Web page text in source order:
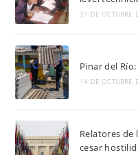
31 DE OCTUBRE
Pinar del
14 DE OCTUBRE
Relatores de
cesar